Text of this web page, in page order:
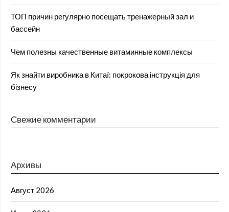
ТОП причин регулярно посещать тренажерный зал и
бассейн
Чем полезны качественные витаминные комплексы
Як знайти виробника в Китаї: покрокова інструкція для
бізнесу
Свежие комментарии
Архивы
Август 2026